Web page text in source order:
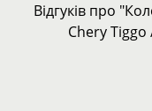
Відгуків про
Chery Tiggo